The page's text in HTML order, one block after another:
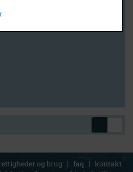
og brug | faq | kontakt